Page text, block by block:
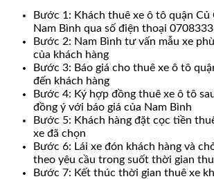
Bước 1: Khách thuê xe ô tô quận Củ
Nam Bình qua số điện thoại
Bước 2: Nam Bình tư vấn mẫu xe
của khách hàng
Bước 3: Báo giá cho thuê xe ô tô
đến khách hàng
Bước 4: Ký hợp đồng thuê xe ô tô
đồng ý với báo giá của Nam Bình
Bước 5: Khách hàng đặt cọc tiền
xe đã chọn
Bước 6: Lái xe đón khách hàng và
theo yêu cầu trong suốt thời gian
Bước 7: Kết thúc thời gian thuê xe